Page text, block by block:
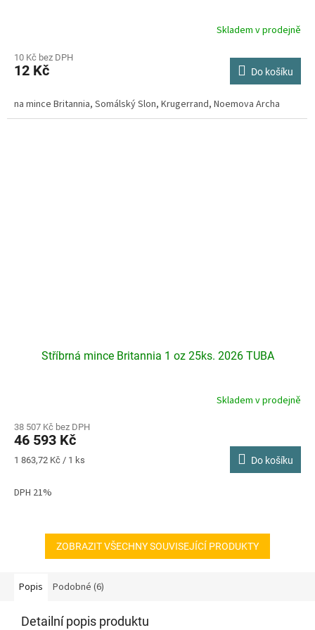
produktu
je
z
Skladem v prodejně
10 Kč bez DPH
12 Kč Do košíku
na mince Britannia, Somálský Slon, Krugerrand, Noemova Archa
Stříbrná mince Britannia 1 oz 25ks. 2026 TUBA
produktu
je
4,3
hvězdiček.
Skladem v prodejně
38 507 Kč bez DPH
46 593 Kč
Měrná
1 863,72 Kč / 1 ks Do košíku
DPH 21%
ZOBRAZIT VŠECHNY SOUVISEJÍCÍ PRODUKTY
Popis Podobné (6)
Detailní popis produktu